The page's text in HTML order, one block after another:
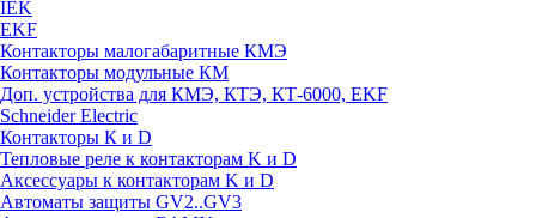
IEK
EKF
Контакторы малогабаритные КМЭ
Контакторы модульные КМ
Доп. устройства для КМЭ, КТЭ, КТ-6000, EKF
Schneider Electric
Контакторы К и D
Тепловые реле к контакторам K и D
Аксессуары к контакторам K и D
Автоматы защиты GV2..GV3